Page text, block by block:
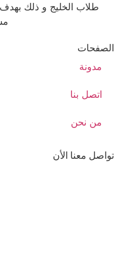
طلاب الخليج و ذلك
الصفحات
مدونة
اتصل بنا
من نحن
تواصل معنا الأن